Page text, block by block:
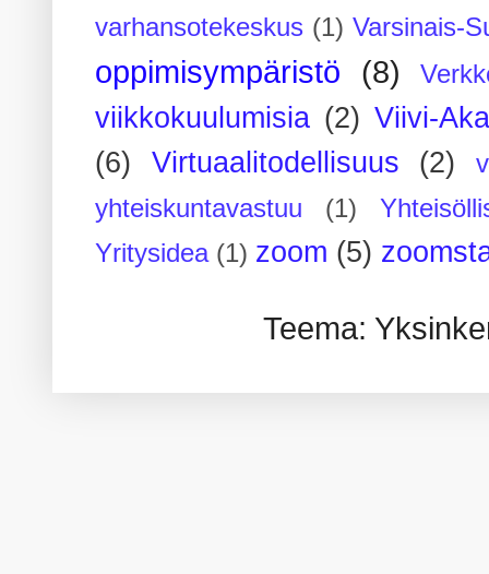
varhansotekeskus (1) Varsinais-
oppimisympäristö (8)
viikkokuulumisia (2) Viivi-
(6)
Virtuaalitodellisuus (2)
yhteiskuntavastuu
(1)
Yritysidea (1) zoom (5)
Teema: